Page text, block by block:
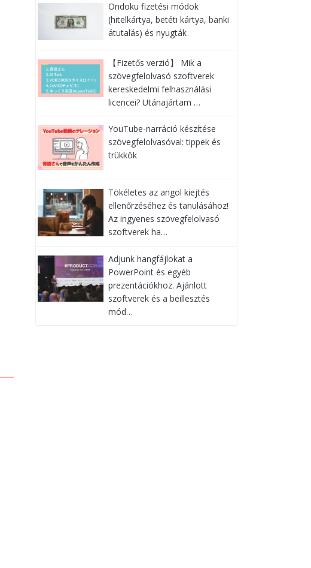
Ondoku fizetési módok
(hitelkártya, betéti kártya, banki
átutalás) és nyugták
【Fizetős verzió】 Mik a
szövegfelolvasó szoftverek
kereskedelmi felhasználási
licencei? Utánajártam …
YouTube-narráció készítése
szövegfelolvasóval: tippek és
trükkök
Tökéletes az angol kiejtés
ellenőrzéséhez és tanulásához!
Az ingyenes szövegfelolvasó
szoftverek ha…
Adjunk hangfájlokat a
PowerPoint és egyéb
prezentációkhoz. Ajánlott
szoftverek és a beillesztés
mód…